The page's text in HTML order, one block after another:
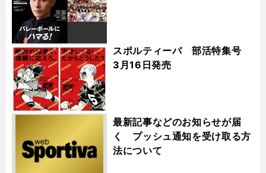
スポルティーバ 部活特集号
3月16日発売
最新記事などのお知らせが届
く プッシュ通知を受け取る方
法について